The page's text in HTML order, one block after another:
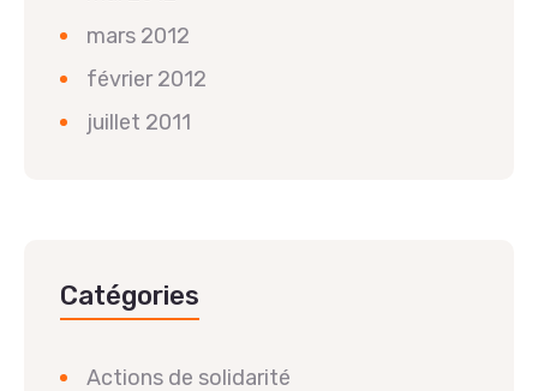
mars 2012
février 2012
juillet 2011
Catégories
Actions de solidarité